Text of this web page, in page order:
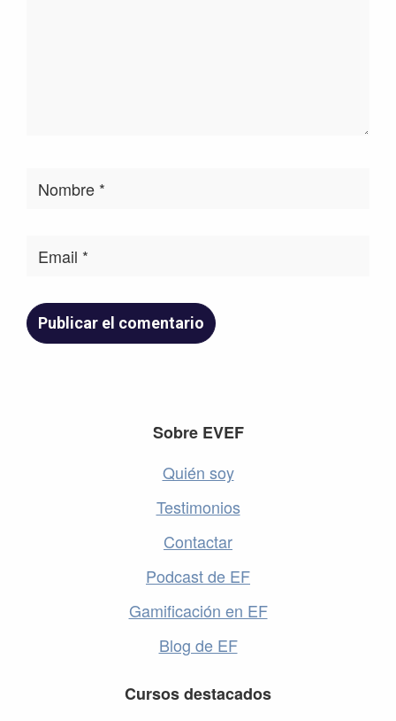
Sobre EVEF
Quién soy
Testimonios
Contactar
Podcast de EF
Gamificación en EF
Blog de EF
Cursos destacados